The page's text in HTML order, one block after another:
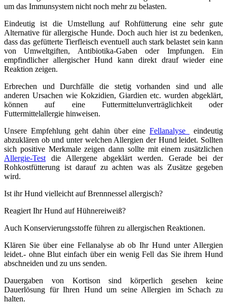
um das Immunsystem nicht noch mehr zu belasten.
Eindeutig ist die Umstellung auf Rohfütterung eine sehr gute
Alternative für allergische Hunde. Doch auch hier ist zu bedenken,
dass das gefütterte Tierfleisch eventuell auch stark belastet sein kann
von Umweltgiften, Antibiotika-Gaben oder Impfungen. Ein
empfindlicher allergischer Hund kann direkt drauf wieder eine
Reaktion zeigen.
Erbrechen und Durchfälle die stetig vorhanden sind und alle
anderen Ursachen wie Kokzidien, Giardien etc. wurden abgeklärt,
können auf eine Futtermittelunverträglichkeit oder
Futtermittelallergie hinweisen.
Unsere Empfehlung geht dahin über eine Fellanalyse
eindeutig
abzuklären ob und unter welchen Allergien der Hund leidet. Sollten
sich positive Merkmale zeigen dann sollte mit einem zusätzlichen
Allergie-Testdie Allergene abgeklärt werden. Gerade bei der
Rohkostfütterung ist darauf zu achten was als Zusätze gegeben
wird.
Ist ihr Hund vielleicht auf Brennnessel allergisch?
Reagiert Ihr Hund auf Hühnereiweiß?
Auch Konservierungsstoffe führen zu allergischen Reaktionen.
Klären Sie über eine Fellanalyse ab ob Ihr Hund unter Allergien
leidet.- ohne Blut einfach über ein wenig Fell das Sie ihrem Hund
abschneiden und zu uns senden.
Dauergaben von Kortison sind körperlich gesehen keine
Dauerlösung für Ihren Hund um seine Allergien im Schach zu
halten.